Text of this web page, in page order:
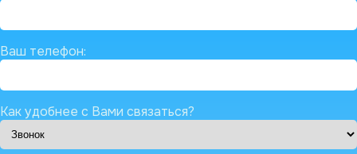
Ваш телефон:
Как удобнее с Вами связаться?